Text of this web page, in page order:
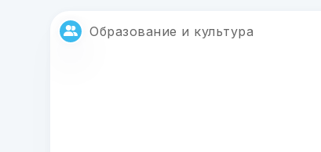
Образование и культура